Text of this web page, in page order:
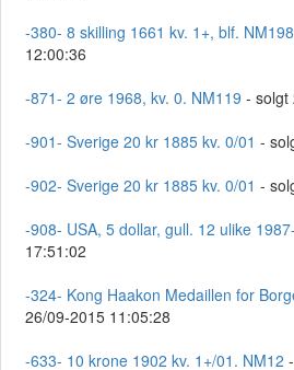
-380- 8 skilling 1661 kv. 1+, blf. NM198
12:00:36
-871- 2 øre 1968, kv. 0. NM119 - solgt
-901- Sverige 20 kr 1885 kv. 0/01 -
-902- Sverige 20 kr 1885 kv. 0/01 -
-908- USA, 5 dollar, gull. 12 ulike
17:51:02
-324- Kong Haakon Medaillen for
26/09-2015 11:05:28
-633- 10 krone 1902 kv. 1+/01. NM12